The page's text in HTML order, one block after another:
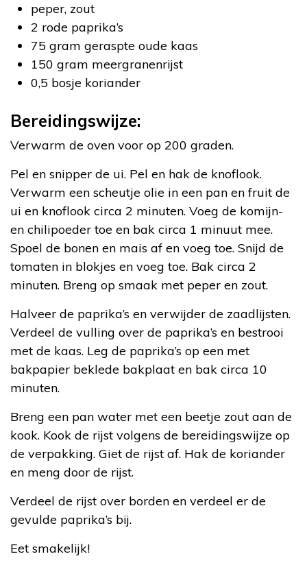
peper, zout
2 rode paprika’s
75 gram geraspte oude kaas
150 gram meergranenrijst
0,5 bosje koriander
Bereidingswijze:
Verwarm de oven voor op 200 graden.
Pel en snipper de ui. Pel en hak de knoflook.
Verwarm een scheutje olie in een pan en fruit de
ui en knoflook circa 2 minuten. Voeg de komijn-
en chilipoeder toe en bak circa 1 minuut mee.
Spoel de bonen en mais af en voeg toe. Snijd de
tomaten in blokjes en voeg toe. Bak circa 2
minuten. Breng op smaak met peper en zout.
Halveer de paprika’s en verwijder de zaadlijsten.
Verdeel de vulling over de paprika’s en bestrooi
met de kaas. Leg de paprika’s op een met
bakpapier beklede bakplaat en bak circa 10
minuten.
Breng een pan water met een beetje zout aan de
kook. Kook de rijst volgens de bereidingswijze op
de verpakking. Giet de rijst af. Hak de koriander
en meng door de rijst.
Verdeel de rijst over borden en verdeel er de
gevulde paprika’s bij.
Eet smakelijk!